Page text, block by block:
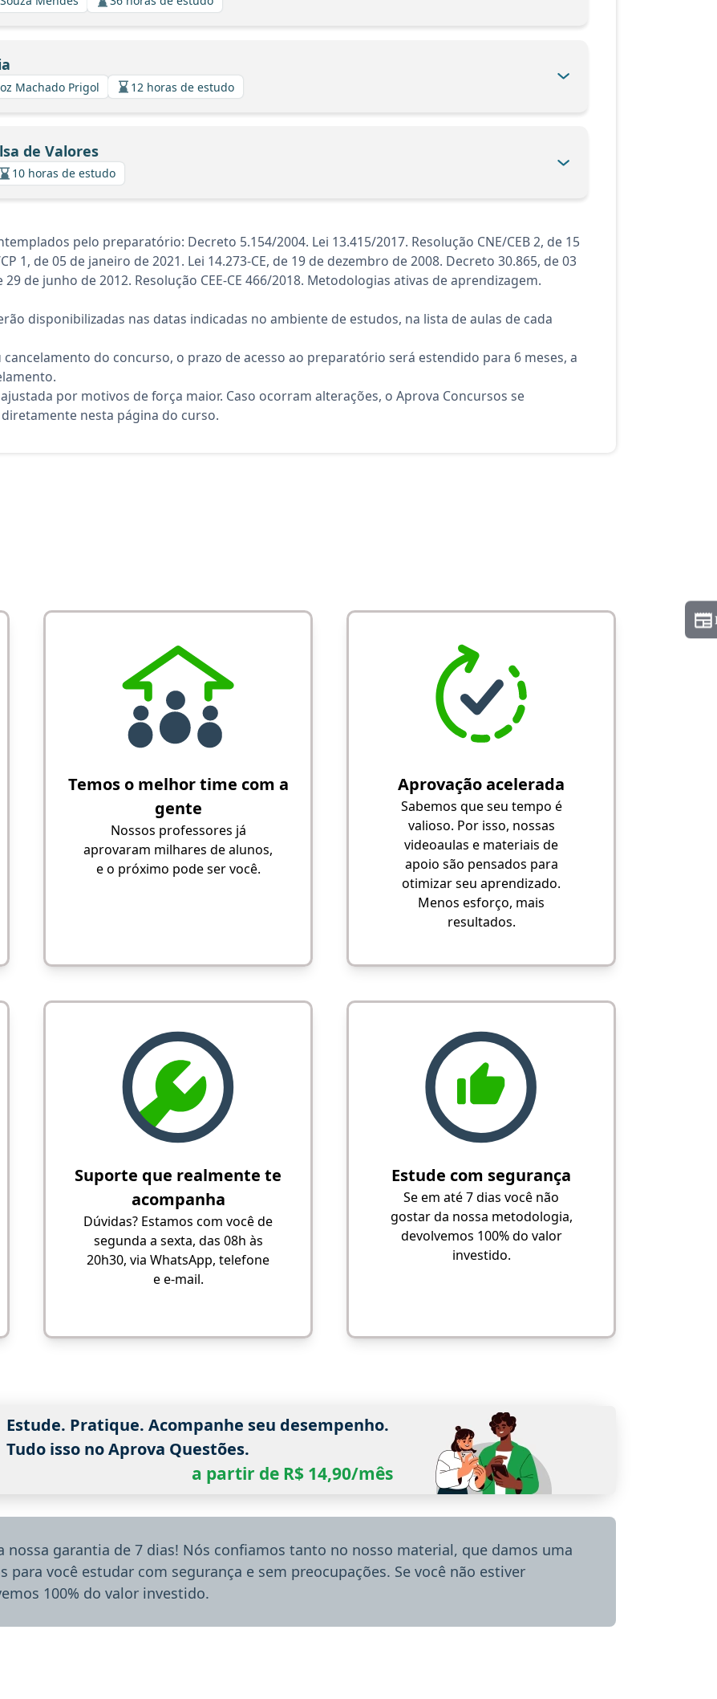
Machado Prigol 12 horas de estudo
de Valores
10 horas de estudo
pelo preparatório: Decreto 5.154/2004. Lei 13.415/2017. Resolução CNE/CEB 2, de 15
1, de 05 de janeiro de 2021. Lei 14.273-CE, de 19 de dezembro de 2008. Decreto 30.865, de 03
de junho de 2012. Resolução CEE-CE 466/2018. Metodologias ativas de aprendizagem.
disponibilizadas nas datas indicadas no ambiente de estudos, na lista de aulas de cada
do concurso, o prazo de acesso ao preparatório será estendido para 6 meses, a
por motivos de força maior. Caso ocorram alterações, o Aprova Concursos se
nesta página do curso.
Temos o melhor time com a
gente
Nossos professores já
aprovaram milhares de alunos,
e o próximo pode ser você.
Aprovação acelerada
Sabemos que seu tempo é
valioso. Por isso, nossas
videoaulas e materiais de
apoio são pensados para
otimizar seu aprendizado.
Menos esforço, mais
resultados.
Suporte que realmente te
acompanha
Dúvidas? Estamos com você de
segunda a sexta, das 08h às
20h30, via WhatsApp, telefone
e e-mail.
Estude com segurança
Se em até 7 dias você não
gostar da nossa metodologia,
devolvemos 100% do valor
investido.
Estude. Pratique. Acompanhe seu desempenho.
Tudo isso no Aprova Questões.
a partir de R$ 14,90/mês
nossa garantia de 7 dias! Nós confiamos tanto no nosso material, que damos uma
para você estudar com segurança e sem preocupações. Se você não estiver
100% do valor investido.